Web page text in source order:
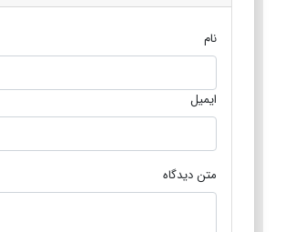
نام
ایمیل
متن دیدگاه